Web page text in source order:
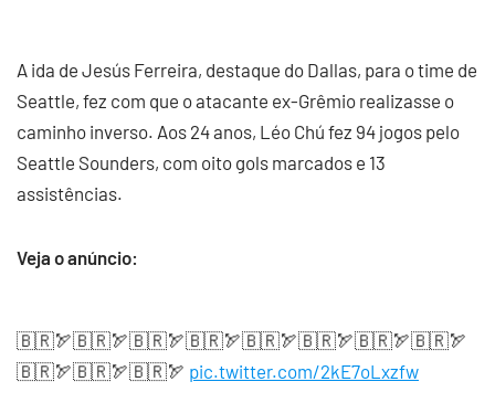
A ida de Jesús Ferreira, destaque do Dallas, para o time de
Seattle, fez com que o atacante ex-Grêmio realizasse o
caminho inverso. Aos 24 anos, Léo Chú fez 94 jogos pelo
Seattle Sounders, com oito gols marcados e 13
assistências.
Veja o anúncio:
🇧🇷🏹🇧🇷🏹🇧🇷🏹🇧🇷🏹🇧🇷🏹🇧🇷🏹🇧🇷🏹🇧🇷🏹
🇧🇷🏹🇧🇷🏹🇧🇷🏹 pic.twitter.com/2kE7oLxzfw